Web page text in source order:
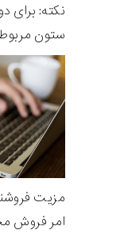
نكته: برای
ستون
مزيت
امر فروش